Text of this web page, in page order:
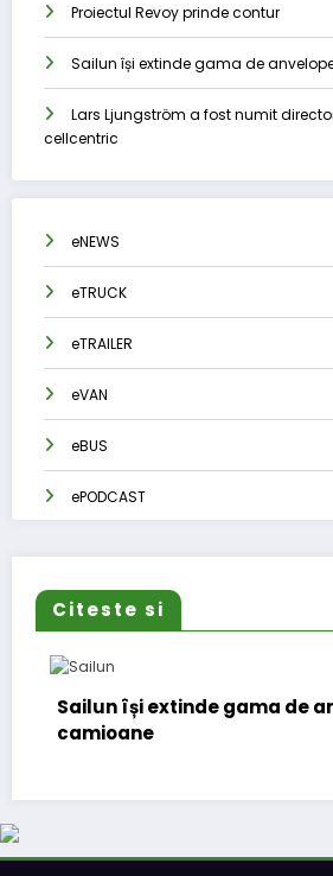
Proiectul Revoy prinde contur
Sailun își extinde gama de
Lars Ljungström a fost numit
cellcentric
eNEWS
eTRUCK
eTRAILER
eVAN
eBUS
ePODCAST
Citeste si
Sailun își extinde gama de
camioane